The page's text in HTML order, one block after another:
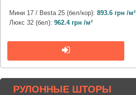
Мини 17 / Besta 25 (бел/кор): 893.6 грн /м²
Люкс 32 (бел): 962.4 грн /м²
РУЛОННЫЕ ШТОРЫ